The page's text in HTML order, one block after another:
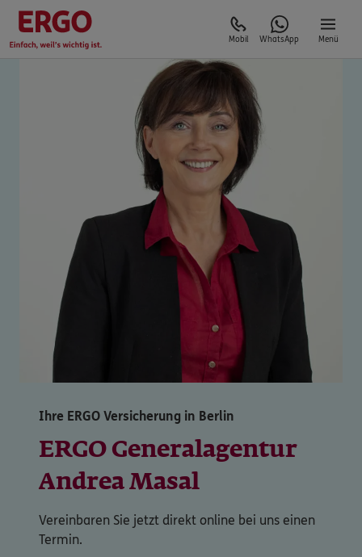
Mobil WhatsApp Menü
Ihre ERGO Versicherung in Berlin
ERGO Generalagentur
Andrea Masal
Vereinbaren Sie jetzt direkt online bei uns einen
Termin.